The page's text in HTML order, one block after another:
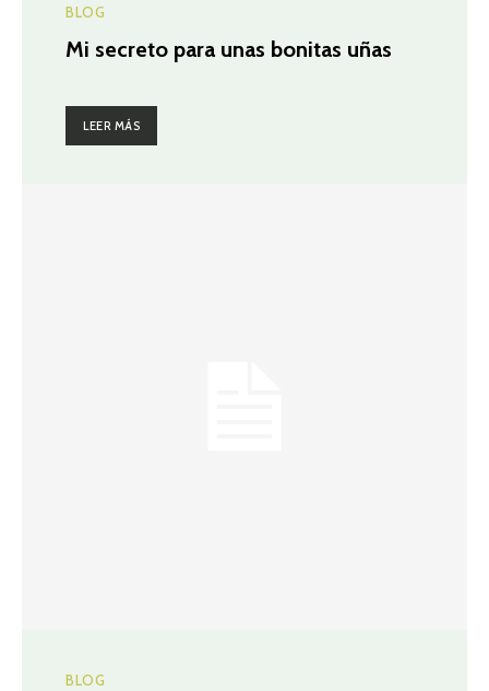
BLOG
Mi secreto para unas bonitas uñas
LEER MÁS
BLOG